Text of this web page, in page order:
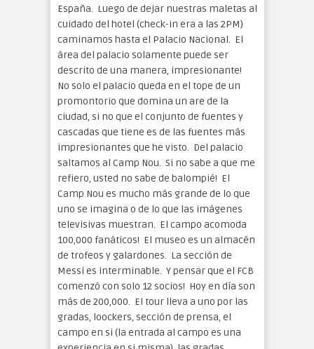
España. Luego de dejar nuestras maletas al
cuidado del hotel (check-in era a las 2PM)
caminamos hasta el Palacio Nacional. El
área del palacio solamente puede ser
descrito de una manera, impresionante!
No solo el palacio queda en el tope de un
promontorio que domina un are de la
ciudad, si no que el conjunto de fuentes y
cascadas que tiene es de las fuentes más
impresionantes que he visto. Del palacio
saltamos al Camp Nou. Si no sabe a que me
refiero, usted no sabe de balompié! El
Camp Nou es mucho más grande de lo que
uno se imagina o de lo que las imágenes
televisivas muestran. El campo acomoda
100,000 fanáticos! El museo es un almacén
de trofeos y galardones. La sección de
Messi es interminable. Y pensar que el FCB
comenzó con solo 12 socios! Hoy en día son
más de 200,000. El tour lleva a uno por las
gradas, loockers, sección de prensa, el
campo en si (la entrada al campo es una